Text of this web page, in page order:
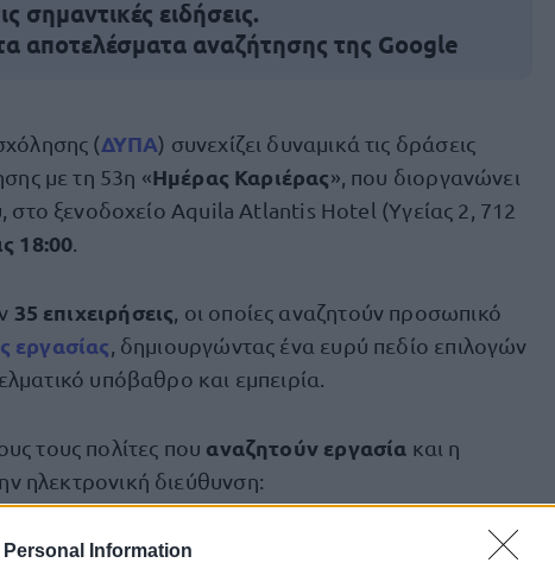
Information
σημαντικές ειδήσεις.
αποτελέσματα αναζήτησης της Google
(ΔΥΠΑ) συνεχίζει δυναμικά τις δράσεις
με τη 53η «Ημέρας Καριέρας», που διοργανώνει
ξενοδοχείο Aquila Atlantis Hotel (Υγείας 2, 712
18:00
35 επιχειρήσεις , οι οποίες αναζητούν προσωπικό
εργασίας , δημιουργώντας ένα ευρύ πεδίο επιλογών
υπόβαθρο και εμπειρία.
τους πολίτες που αναζητούν εργασία και η
ηλεκτρονική διεύθυνση:
imera-karieras-dypa-hraklio-2026